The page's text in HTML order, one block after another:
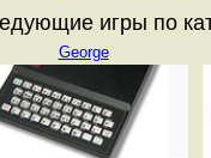
игры по
George